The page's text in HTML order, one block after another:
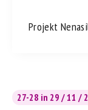
Projekt
27-28 in 29 / 11 /